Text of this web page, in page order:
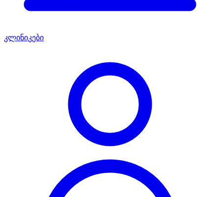
კლინიკები